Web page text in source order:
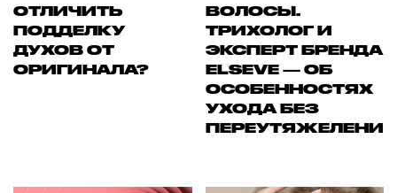
ОТЛИЧИТЬ
ПОДДЕЛКУ
ДУХОВ ОТ
ОРИГИНАЛА?
ВОЛОСЫ.
ТРИХОЛОГ И
ЭКСПЕРТ БРЕНДА
ELSEVE — ОБ
ОСОБЕННОСТЯХ
УХОДА БЕЗ
ПЕРЕУТЯЖЕЛЕНИЯ